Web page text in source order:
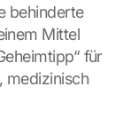
behinderte
Mittel
für
medizinisch